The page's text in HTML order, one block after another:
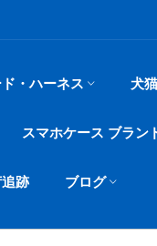
・ハーネス 犬
スマホケース ブラン
跡 ブログ